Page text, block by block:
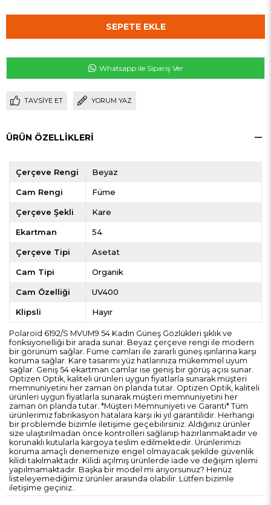
Whatsapp ile Sipariş Ver
TAVSIYE ET YORUM YAZ
ÜRÜN ÖZELLIKLERI
Çerçeve Rengi Beyaz
Cam Rengi Füme
Çerçeve Şekli Kare
Ekartman 54
Çerçeve Tipi Asetat
Cam Tipi Organik
Cam Özelliği UV400
Klipsli Hayır
Polaroid 6192/S MVUM9 54 Kadın Güneş Gözlükleri şıklık ve
fonksiyonelliği bir arada sunar. Beyaz çerçeve rengi ile modern
bir görünüm sağlar. Füme camları ile zararlı güneş ışınlarına karşı
koruma sağlar. Kare tasarımı yüz hatlarınıza mükemmel uyum
sağlar. Geniş 54 ekartman camlar ise geniş bir görüş açısı sunar.
Optizen Optik, kaliteli ürünleri uygun fiyatlarla sunarak müşteri
memnuniyetini her zaman ön planda tutar. Optizen Optik, kaliteli
ürünleri uygun fiyatlarla sunarak müşteri memnuniyetini her
zaman ön planda tutar. *Müşteri Memnuniyeti ve Garanti* Tüm
ürünlerimiz fabrikasyon hatalara karşı iki yıl garantilidir. Herhangi
bir problemde bizimle iletişime geçebilirsiniz. Aldığınız ürünler
size ulaştırılmadan önce kontrolleri sağlanıp hazırlanmaktadır ve
korunaklı kutularla kargoya teslim edilmektedir. Ürünlerimizi
koruma amaçlı denemenize engel olmayacak şekilde güvenlik
kilidi takılmaktadır. Kilidi açılmış ürünlerde iade ve değişim işlemi
yapılmamaktadır. Başka bir model mi arıyorsunuz? Henüz
listeleyemediğimiz ürünler arasında olabilir. Lütfen bizimle
iletişime geçiniz..